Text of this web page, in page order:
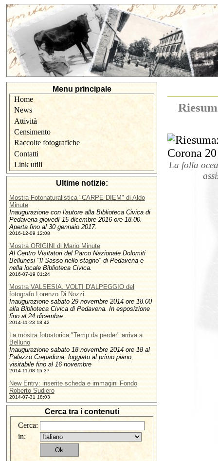
Menu principale
Home
News
Attività
Censimento
Raccolte fotografiche
Contatti
Link utili
Ultime notizie:
Mostra Fotonaturalistica "CARPE DIEM" di Aldo
Minute
Inaugurazione con l'autore alla Biblioteca Civica di
Pedavena giovedì 15 dicembre 2016 ore 18.00.
Aperta fino al 30 gennaio 2017.
2016-12-09 12:08
Mostra ORIGINI di Mario Minute
Al Centro Visitatori del Parco Nazionale Dolomiti
Bellunesi "Il Sasso nello stagno" di Pedavena e
nella locale Biblioteca Civica.
2016-07-19 01:24
Mostra VALSESIA. VOLTI D'ALPEGGIO del
fotografo Lorenzo Di Nozzi
Inaugurazione sabato 29 novembre 2014 ore 18.00
alla Biblioteca Civica di Pedavena. In esposizione
fino al 24 dicembre.
2014-11-23 18:42
La mostra fotostorica "Temp da perder" arriva a
Belluno
Inaugurazione sabato 18 novembre 2014 ore 18 al
Palazzo Crepadona, loggiato al primo piano,
visitabile fino al 16 novembre
2014-11-08 15:37
New Entry: inserite scheda e immagini Fondo
Roberto Sudiero
2014-07-31 18:03
Cerca tra i contenuti
Cerca:
in:
La folla